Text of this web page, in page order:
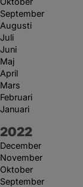
September
Augusti
Juli
Juni
Maj
April
Mars
Februari
Januari
År:
2022
December
November
Oktober
September